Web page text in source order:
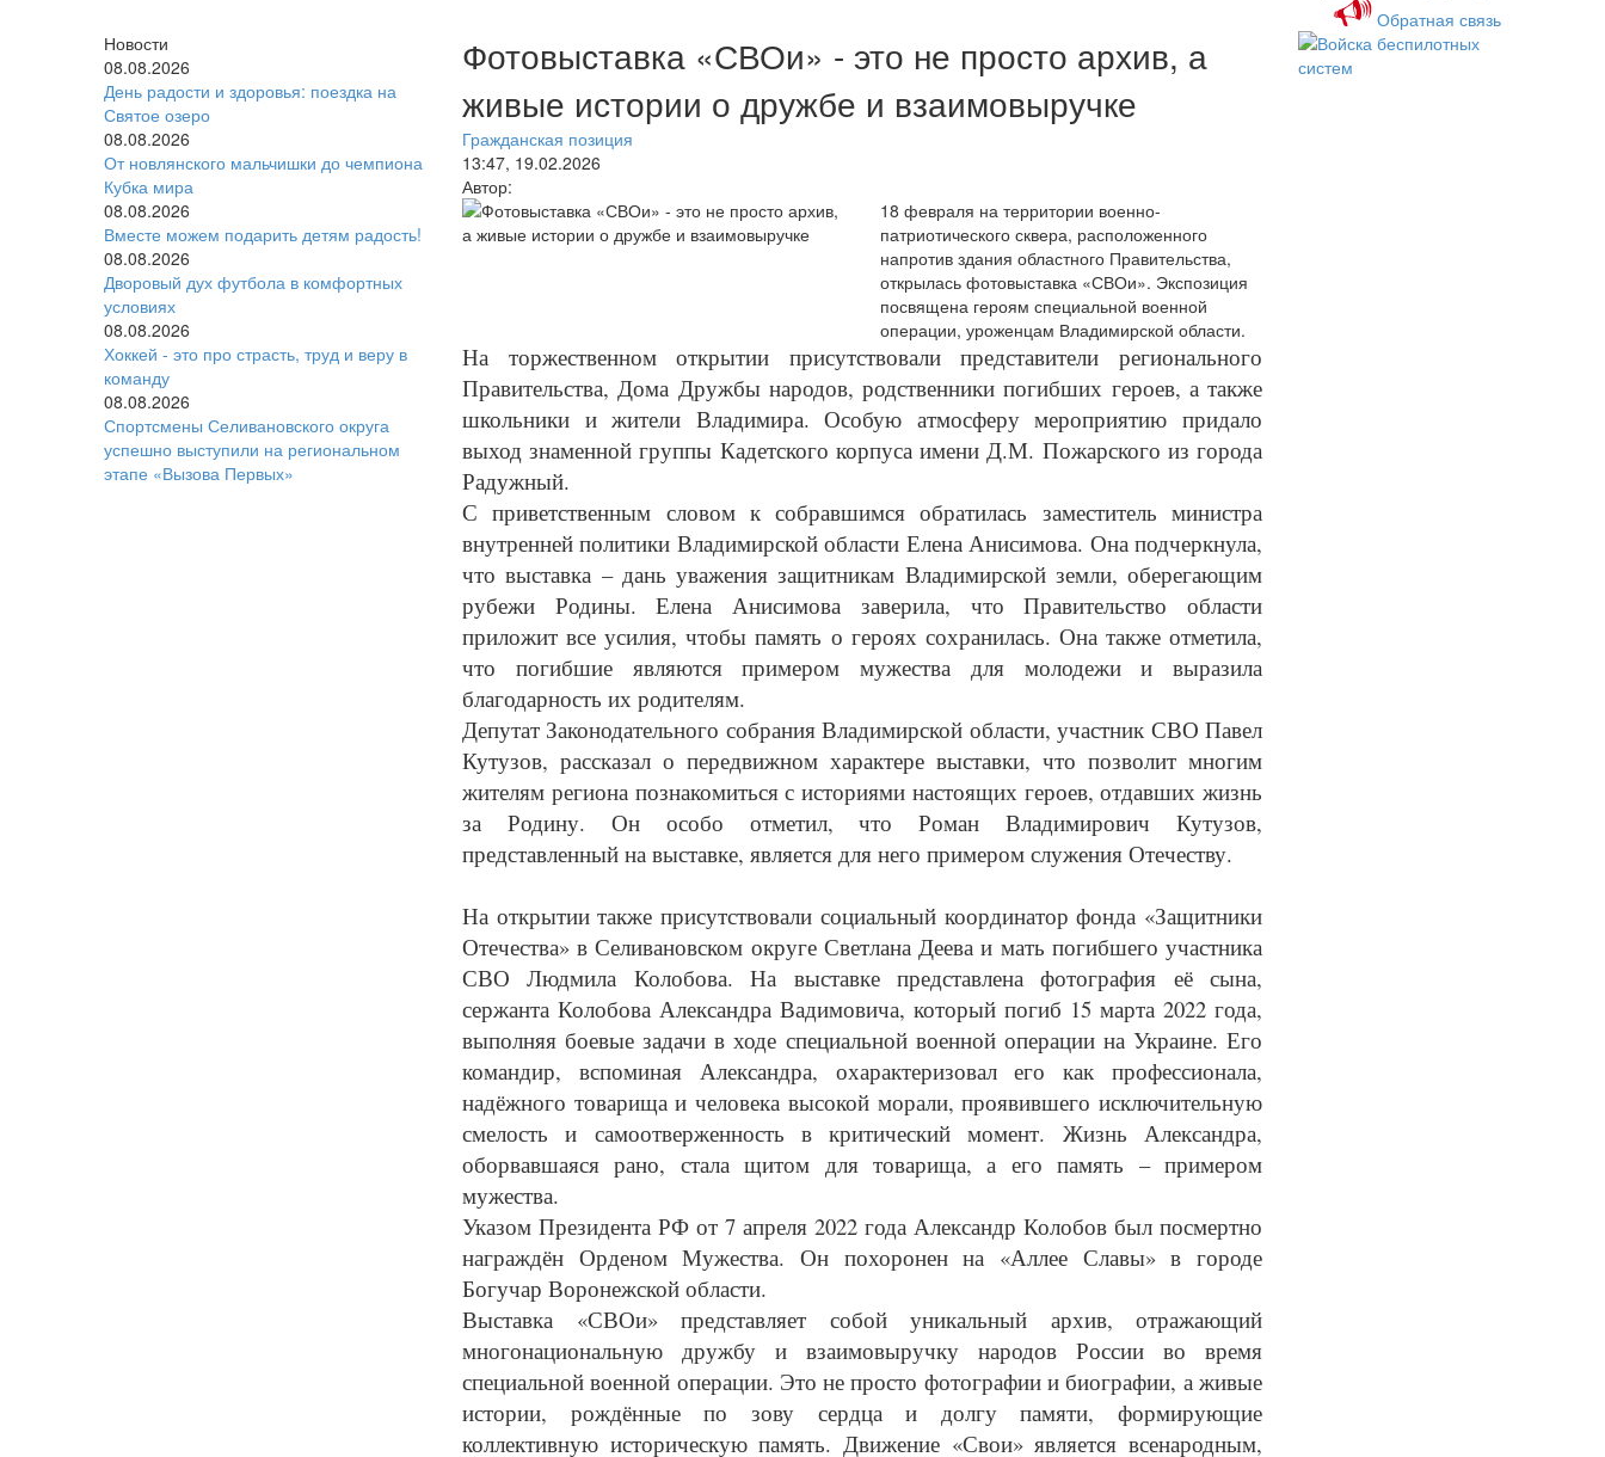
Обратная связь
Новости
08.08.2026
День радости и здоровья: поездка на
Святое озеро
08.08.2026
От новлянского мальчишки до чемпиона
Кубка мира
08.08.2026
Вместе можем подарить детям радость!
08.08.2026
Дворовый дух футбола в комфортных
условиях
08.08.2026
Хоккей - это про страсть, труд и веру в
команду
08.08.2026
Спортсмены Селивановского округа
успешно выступили на региональном
этапе «Вызова Первых»
Фотовыставка «СВОи» - это не просто архив, а
живые истории о дружбе и взаимовыручке
Гражданская позиция
13:47, 19.02.2026
Автор:
18 февраля на территории военно-
патриотического сквера, расположенного
напротив здания областного Правительства,
открылась фотовыставка «СВОи». Экспозиция
посвящена героям специальной военной
операции, уроженцам Владимирской области.
На торжественном открытии присутствовали представители регионального
Правительства, Дома Дружбы народов, родственники погибших героев, а также
школьники и жители Владимира. Особую атмосферу мероприятию придало
выход знаменной группы Кадетского корпуса имени Д.М. Пожарского из города
Радужный.
С приветственным словом к собравшимся обратилась заместитель министра
внутренней политики Владимирской области Елена Анисимова. Она подчеркнула,
что выставка – дань уважения защитникам Владимирской земли, оберегающим
рубежи Родины. Елена Анисимова заверила, что Правительство области
приложит все усилия, чтобы память о героях сохранилась. Она также отметила,
что погибшие являются примером мужества для молодежи и выразила
благодарность их родителям.
Депутат Законодательного собрания Владимирской области, участник СВО Павел
Кутузов, рассказал о передвижном характере выставки, что позволит многим
жителям региона познакомиться с историями настоящих героев, отдавших жизнь
за Родину. Он особо отметил, что Роман Владимирович Кутузов,
представленный на выставке, является для него примером служения Отечеству.
На открытии также присутствовали социальный координатор фонда «Защитники
Отечества» в Селивановском округе Светлана Деева и мать погибшего участника
СВО Людмила Колобова. На выставке представлена фотография её сына,
сержанта Колобова Александра Вадимовича, который погиб 15 марта 2022 года,
выполняя боевые задачи в ходе специальной военной операции на Украине. Его
командир, вспоминая Александра, охарактеризовал его как профессионала,
надёжного товарища и человека высокой морали, проявившего исключительную
смелость и самоотверженность в критический момент. Жизнь Александра,
оборвавшаяся рано, стала щитом для товарища, а его память – примером
мужества.
Указом Президента РФ от 7 апреля 2022 года Александр Колобов был посмертно
награждён Орденом Мужества. Он похоронен на «Аллее Славы» в городе
Богучар Воронежской области.
Выставка «СВОи» представляет собой уникальный архив, отражающий
многонациональную дружбу и взаимовыручку народов России во время
специальной военной операции. Это не просто фотографии и биографии, а живые
истории, рождённые по зову сердца и долгу памяти, формирующие
коллективную историческую память. Движение «Свои» является всенародным,